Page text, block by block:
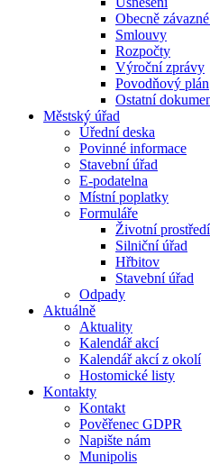
Obecně
Smlouvy
Rozpočty
Výroční zprávy
Povodňový plán
Ostatní
Městský úřad
Úřední deska
Povinné informace
Stavební úřad
E-podatelna
Místní poplatky
Formuláře
Životní prostředí
Silniční úřad
Hřbitov
Stavební úřad
Odpady
Aktuálně
Aktuality
Kalendář akcí
Kalendář akcí z okolí
Hostomické listy
Kontakty
Kontakt
Pověřenec GDPR
Napište nám
Munipolis